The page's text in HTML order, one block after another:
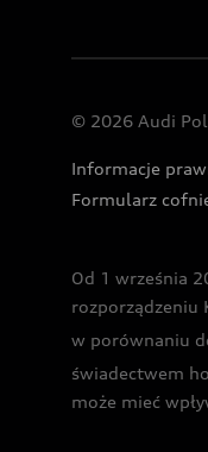
© 2026 Audi
Informacje
Formularz
Od 1 września
rozporządzeniu
w porównaniu
świadectwem
może mieć